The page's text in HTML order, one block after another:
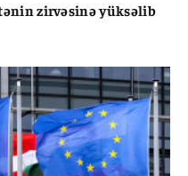
zirvəsinə yüksəlib